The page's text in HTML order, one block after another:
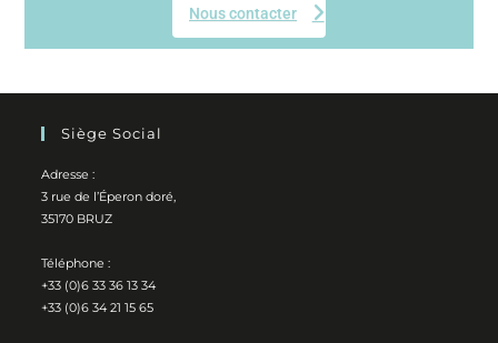
Nous contacter
Siège Social
Adresse :
3 rue de l’Éperon doré,
35170 BRUZ
Téléphone :
+33 (0)6 33 36 13 34
+33 (0)6 34 21 15 65